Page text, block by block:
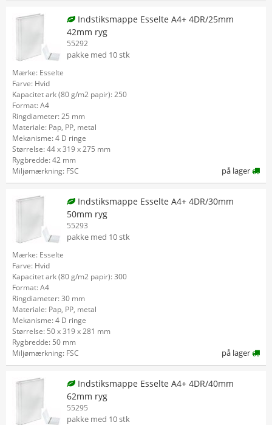
Indstiksmappe Esselte A4+ 4DR/25mm
42mm ryg
55292
pakke med 10 stk
Mærke: Esselte
Farve: Hvid
Kapacitet ark (80 g/m2 papir): 250
Format: A4
Ringdiameter: 25 mm
Materiale: Pap, PP, metal
Mekanisme: 4 D ringe
Størrelse: 44 x 319 x 275 mm
Rygbredde: 42 mm
Miljømærkning: FSC
på lager
Indstiksmappe Esselte A4+ 4DR/30mm
50mm ryg
55293
pakke med 10 stk
Mærke: Esselte
Farve: Hvid
Kapacitet ark (80 g/m2 papir): 300
Format: A4
Ringdiameter: 30 mm
Materiale: Pap, PP, metal
Mekanisme: 4 D ringe
Størrelse: 50 x 319 x 281 mm
Rygbredde: 50 mm
Miljømærkning: FSC
på lager
Indstiksmappe Esselte A4+ 4DR/40mm
62mm ryg
55295
pakke med 10 stk